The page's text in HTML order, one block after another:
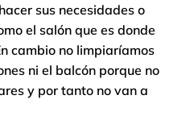
sus necesidades o
el salón que es donde
cambio no limpiaríamos
ni el balcón porque no
y por tanto no van a